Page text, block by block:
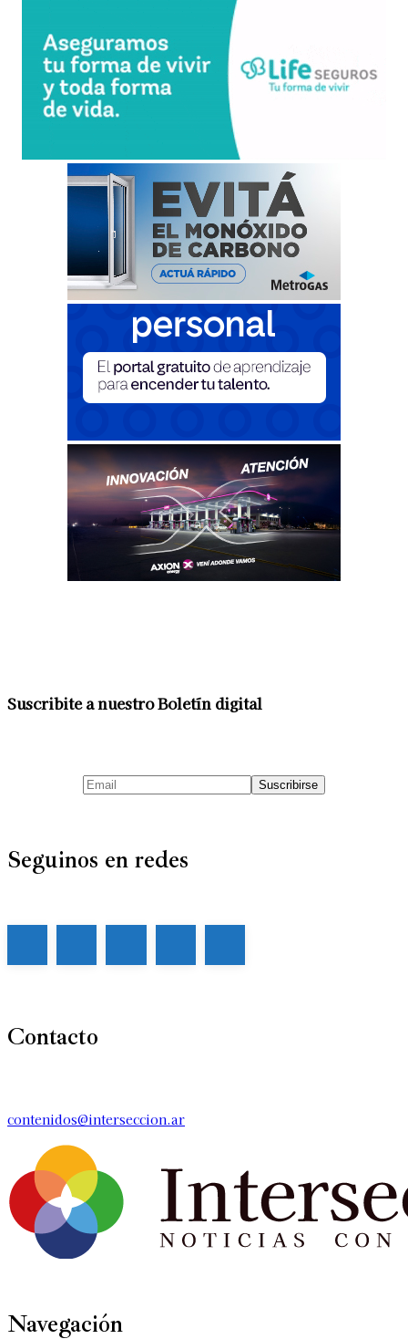
Suscribite a nuestro Boletín digital
Seguinos en redes
Contacto
contenidos@interseccion.ar
Navegación